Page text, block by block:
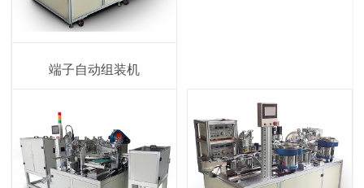
端子自动组装机